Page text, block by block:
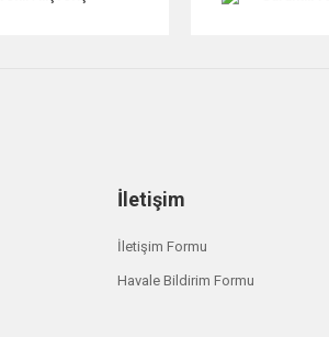
İletişim
İletişim Formu
Havale Bildirim Formu